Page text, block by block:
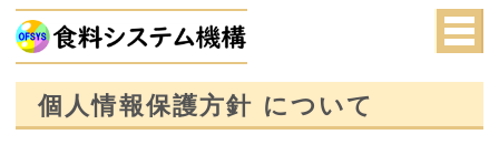
個人情報保護方針 について